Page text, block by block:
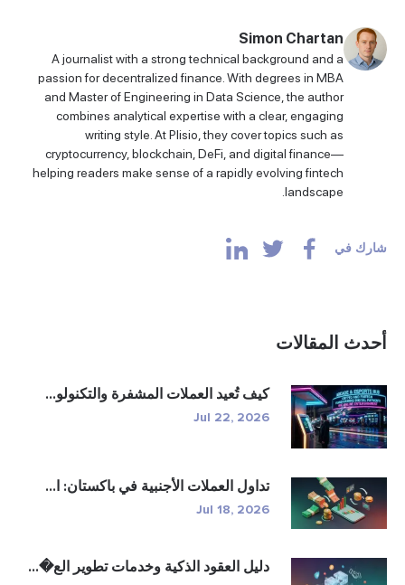
A journalist with a strong technical
passion for decentralized finance. With
and Master of Engineering in Data
combines analytical expertise with a
writing style. At Plisio, they
cryptocurrency, blockchain, DeFi, and
helping readers make sense of a rapidly
تُعيد العملات المشفرة والتكنولو...
Jul 22,
العملات الأجنبية في باكستان: ا...
Jul 18,
العقود الذكية وخدمات تطوير الع�...